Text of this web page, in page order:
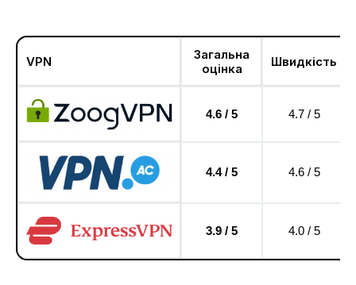
VPN
Загальна
оцінка
Швидкість
4.6 / 5 4.7 / 5
4.4 / 5 4.6 / 5
3.9 / 5 4.0 / 5